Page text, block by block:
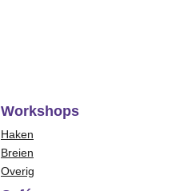
Workshops
Haken
Breien
Overig